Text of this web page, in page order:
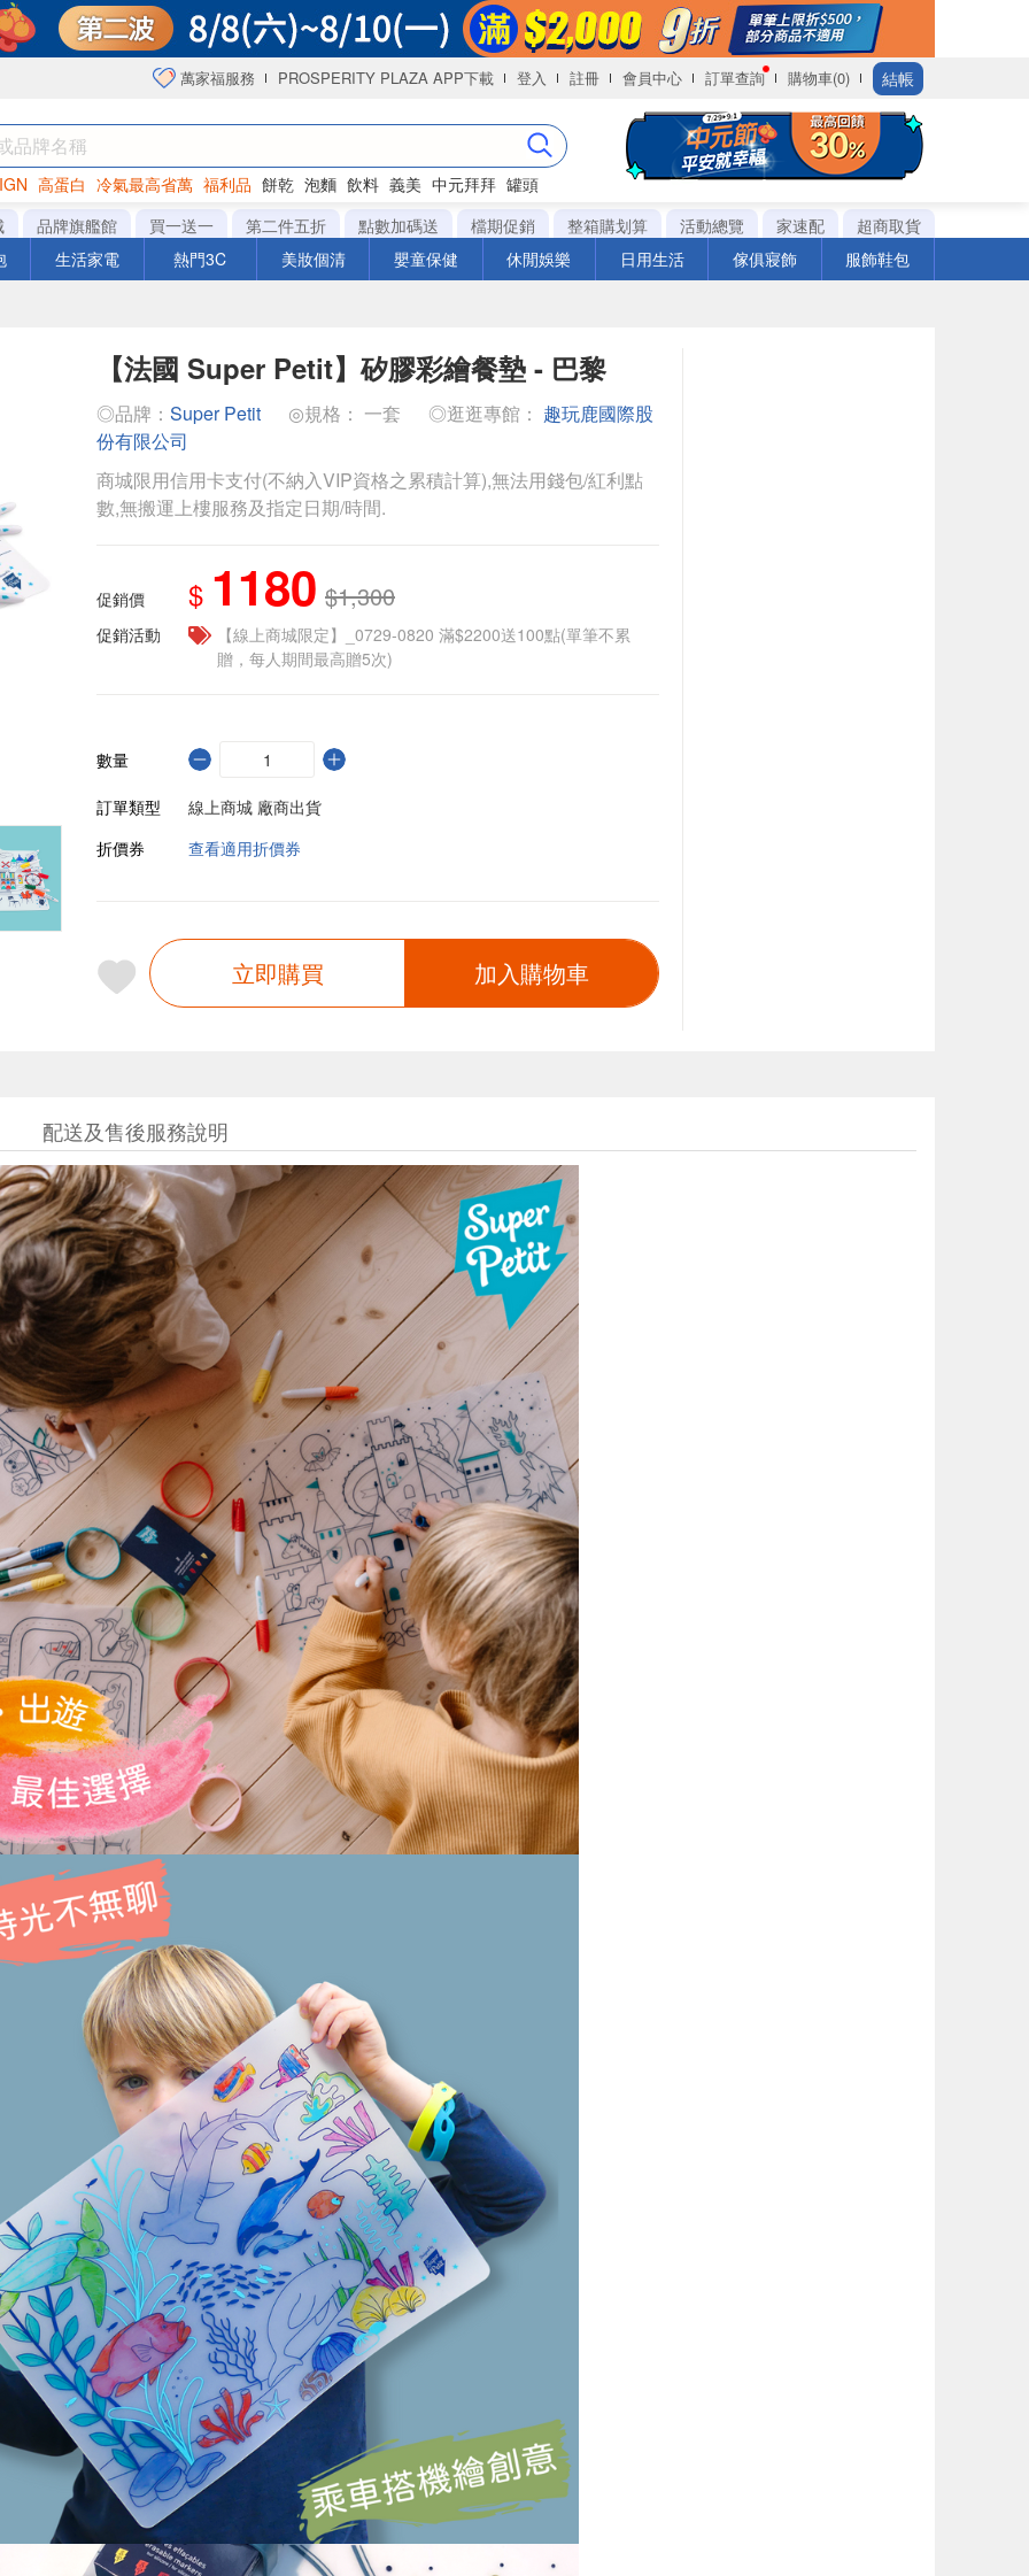
萬家福服務 PROSPERITY PLAZA APP下載 登入 註冊 會員中心 訂單查詢 購物車(0) 結帳
高蛋白 冷氣最高省萬 福利品 餅乾 泡麵 飲料 義美 中元拜拜 罐頭
咖啡
品牌旗艦館 買一送一 第二件五折 點數加碼送 檔期促銷 整箱購划算 活動總覽 家速配
超商取貨
生活家電 熱門3C 美妝個清 嬰童保健 休閒娛樂 日用生活 傢俱寢飾 服飾鞋包
【法國 Super Petit】矽膠彩繪餐墊 - 巴黎
◎品牌： Super Petit ◎規格： 一套 ◎逛逛專館： 趣玩鹿國際股
份有限公司
商城限用信用卡支付(不納入VIP資格之累積計算),無法用錢包/紅利點
數,無搬運上樓服務及指定日期/時間.
促銷價 $ 1180 $1,300
促銷活動
【線上商城限定】_0729-0820 滿$2200送100點(單筆不累
贈，每人期間最高贈5次)
數量
訂單類型
線上商城 廠商出貨
折價券
查看適用折價券
立即購買 加入購物車
配送及售後服務說明